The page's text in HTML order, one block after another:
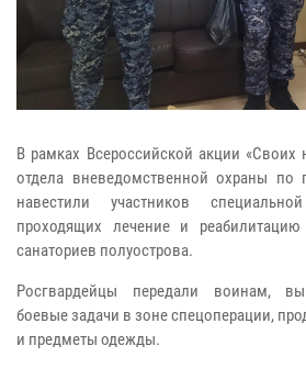
В рамках Всероссийской акции «Своих
отдела вневедомственной охраны по
навестили участников
проходящих лечение и
санаториев полуострова.
Росгвардейцы передали воинам,
боевые задачи в зоне спецоперации,
и предметы одежды.